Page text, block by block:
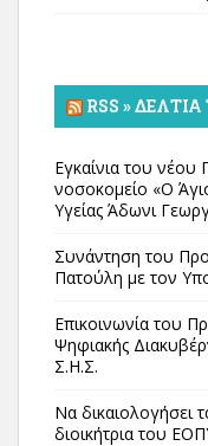
RSS »
Εγκαίνια του νέου
νοσοκομείο «Ο
Υγείας Άδωνι
Συνάντηση του
Πατούλη με τον
Επικοινωνία του
Ψηφιακής
Σ.Η.Σ.
Να δικαιολογήσει
διοικήτρια του